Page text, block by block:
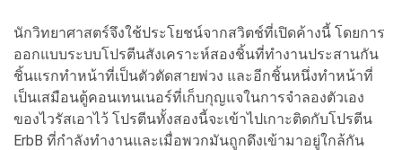
นักวิทยาศาสตร์จึงใช้ประโยชน์จากสวิตช์ที่เปิดค้างนี้ โดยการ
ออกแบบระบบโปรตีนสังเคราะห์สองชิ้นที่ทำงานประสานกัน
ชิ้นแรกทำหน้าที่เป็นตัวตัดสายพ่วง และอีกชิ้นหนึ่งทำหน้าที่
เป็นเสมือนตู้คอนเทนเนอร์ที่เก็บกุญแจในการจำลองตัวเอง
ของไวรัสเอาไว้ โปรตีนทั้งสองนี้จะเข้าไปเกาะติดกับโปรตีน
ErbB ที่กำลังทำงานและเมื่อพวกมันถูกดึงเข้ามาอยู่ใกล้กัน